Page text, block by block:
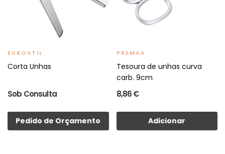
EUROSTIL
Corta Unhas
Sob Consulta
Pedido de Orçamento
PREMAX
Tesoura de unhas curva
carb. 9cm
8,86 €
Adicionar